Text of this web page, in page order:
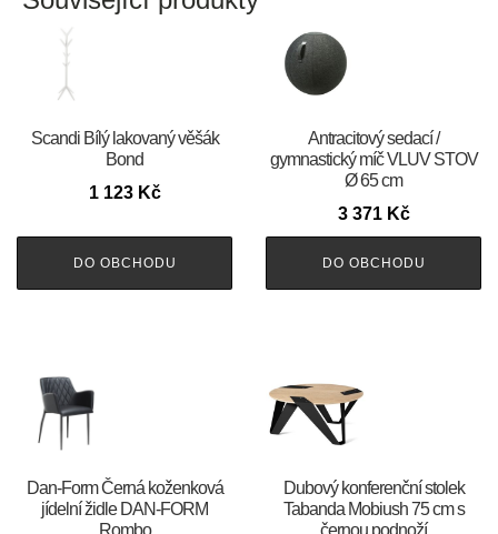
Scandi Bílý lakovaný věšák
Bond
1 123 Kč
DO OBCHODU
Antracitový sedací /
gymnastický míč VLUV STOV
Ø 65 cm
3 371 Kč
DO OBCHODU
​​​​​Dan-Form Černá koženková
jídelní židle DAN-FORM
Rombo
Dubový konferenční stolek
Tabanda Mobiush 75 cm s
černou podnoží